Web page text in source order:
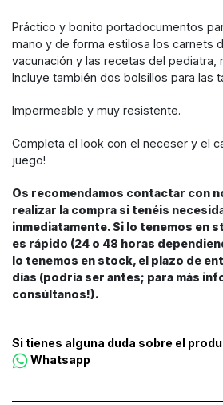
Práctico y bonito portadocumentos
mano y de forma estilosa los carnets
vacunación y las recetas del pediatra,
Incluye también dos bolsillos para las
Impermeable y muy resistente.
Completa el look con el neceser y el
juego!
Os recomendamos contactar con
realizar la compra si tenéis
inmediatamente. Si lo tenemos en
es rápido (24 o 48 horas
lo tenemos en stock, el plazo de
días (podría ser antes; para más
consúltanos!).
Si tienes alguna duda sobre el
Whatsapp